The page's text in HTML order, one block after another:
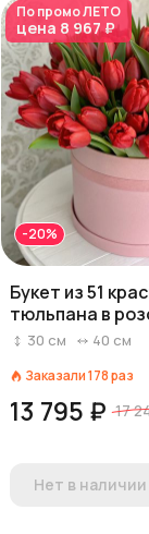
По промоЛЕТО
цена 8 967 ₽
-20%
Букет из 51
тюльпана в
30 см 40 см
Заказали178раз
13 795 ₽ 17
Нет в наличии